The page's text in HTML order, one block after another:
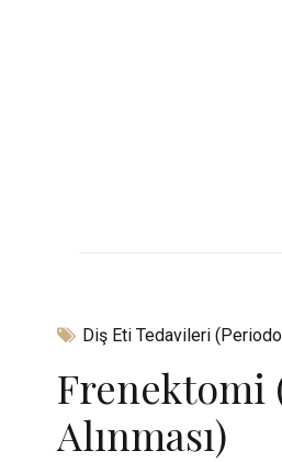
Diş Eti Tedavileri
Frenektomi
Alınması)